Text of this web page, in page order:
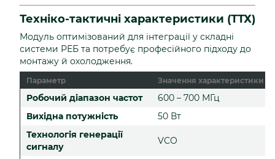
Техніко-тактичні характеристики (ТТХ)
Модуль оптимізований для інтеграції у складні
системи РЕБ та потребує професійного підходу до
монтажу й охолодження.
Параметр Значення характеристики
Робочий діапазон частот
600 – 700 МГц
Вихідна потужність
50 Вт
Технологія генерації
сигналу
VCO